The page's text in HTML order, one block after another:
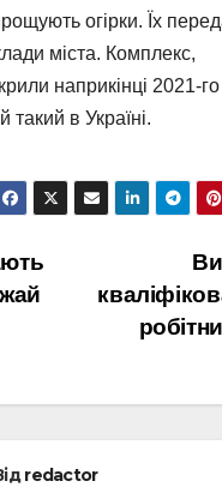
огірки. Їх
міста. Комплекс,
наприкінці 2021-го
такий в Україні.
redactor